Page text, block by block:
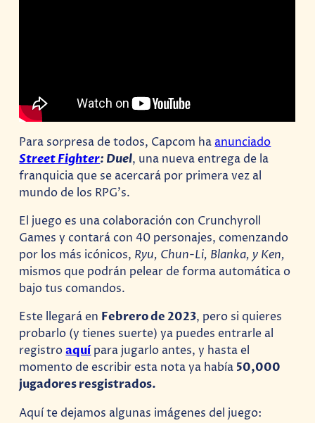
Para sorpresa de todos, Capcom ha anunciado
Street Fighter: Duel, una nueva entrega de la
franquicia que se acercará por primera vez al
mundo de los RPG’s.
El juego es una colaboración con Crunchyroll
Games y contará con 40 personajes, comenzando
por los más icónicos, Ryu, Chun-Li, Blanka, y Ken,
mismos que podrán pelear de forma automática o
bajo tus comandos.
Este llegará en Febrero de 2023, pero si quieres
probarlo (y tienes suerte) ya puedes entrarle al
registroaquípara jugarlo antes, y hasta el
momento de escribir esta nota ya había 50,000
jugadores resgistrados.
Aquí te dejamos algunas imágenes del juego: